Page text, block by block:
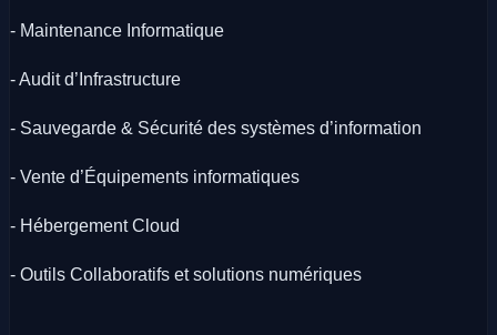
- Maintenance Informatique
- Audit d’Infrastructure
- Sauvegarde & Sécurité des systèmes d’information
- Vente d’Équipements informatiques
- Hébergement Cloud
- Outils Collaboratifs et solutions numériques